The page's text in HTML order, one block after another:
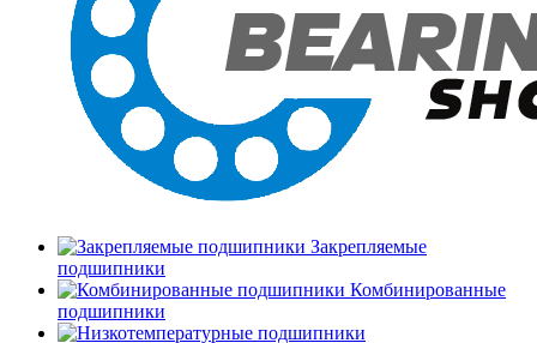
Закрепляемые
подшипники
Комбинированные
подшипники